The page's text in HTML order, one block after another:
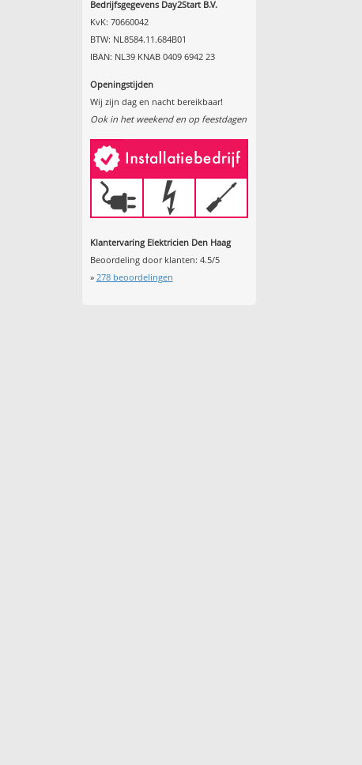
Bedrijfsgegevens Day2Start B.V.
KvK: 70660042
BTW: NL8584.11.684B01
IBAN: NL39 KNAB 0409 6942 23
Openingstijden
Wij zijn dag en nacht bereikbaar!
Ook in het weekend en op feestdagen
Klantervaring Elektricien Den Haag
Beoordeling door klanten: 4.5/5
» 278beoordelingen